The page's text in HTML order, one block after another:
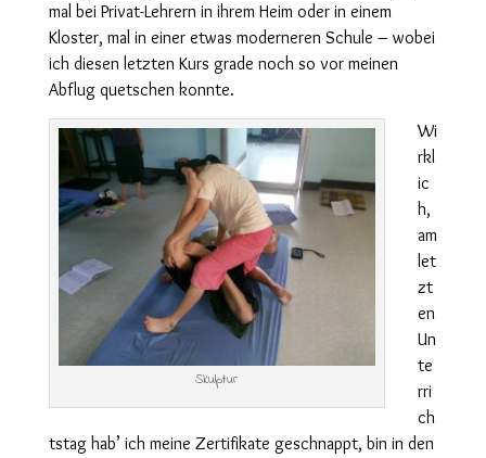
mal bei Privat-Lehrern in ihrem Heim oder in einem
Kloster, mal in einer etwas moderneren Schule – wobei
ich diesen letzten Kurs grade noch so vor meinen
Abflug quetschen konnte.
Skulptur
Wi
rkl
ic
h,
am
let
zt
en
Un
te
rri
ch
tstag hab’ ich meine Zertifikate geschnappt, bin in den